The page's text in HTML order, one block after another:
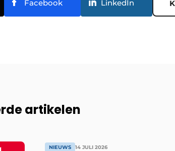
Facebook LinkedIn
artikelen
NIEUWS 14 JULI 2026